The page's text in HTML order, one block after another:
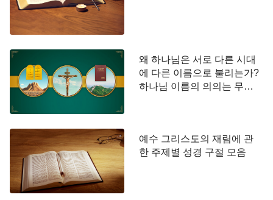
죄 제물이다. 다시 말해, 예수란 이름은 은혜시대에
서 비롯된 이름이고, 은혜시대의 구속 사역으로 말미
람들이 거듭나서 구원받게 하기 위해 생겨난 이름이
고, 온 인류를 속량하기 위해 생겨난 고유한 이름이
다. 그러므로 ‘예수’란 이름은 구속 사역을 대변하고
은혜시대도 대변하는 이름이고,… ‘예수’는 은혜시대
를 대변하며, 은혜시대에 속량받은 모든 사람들의 하
나님의 이름이다.』
❑ 계시록에 예언된 주님 재림 시의 새 이름
왜 하나님은 서로 다른 시대
에 다른 이름으로 불리는가?
하나님 이름의 의의는 무엇
예수 그리스도의 재림에 관
한 주제별 성경 구절 모음